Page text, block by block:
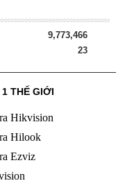
9,773,466
23
THẾ GIỚI
Hikvision
Hilook
Ezviz